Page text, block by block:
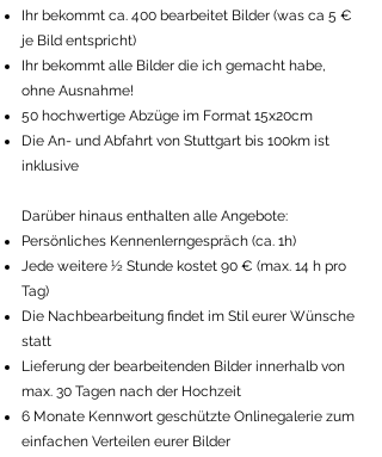
Ihr bekommt ca. 400 bearbeitet Bilder (was ca 5 €
je Bild entspricht)
Ihr bekommt alle Bilder die ich gemacht habe,
ohne Ausnahme!
50 hochwertige Abzüge im Format 15x20cm
Die An- und Abfahrt von Stuttgart bis 100km ist
inklusive
Darüber hinaus enthalten alle Angebote:
Persönliches Kennenlerngespräch (ca. 1h)
Jede weitere 1⁄2 Stunde kostet 90 € (max. 14 h pro
Tag)
Die Nachbearbeitung findet im Stil eurer Wünsche
statt
Lieferung der bearbeitenden Bilder innerhalb von
max. 30 Tagen nach der Hochzeit
6 Monate Kennwort geschützte Onlinegalerie zum
einfachen Verteilen eurer Bilder